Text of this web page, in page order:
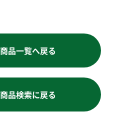
商品一覧へ戻る
商品検索に戻る